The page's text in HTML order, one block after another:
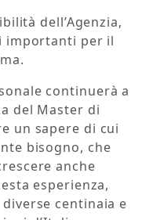
dell’Agenzia,
importanti per il
continuerà a
del Master di
un sapere di cui
bisogno, che
anche
esperienza,
centinaia e